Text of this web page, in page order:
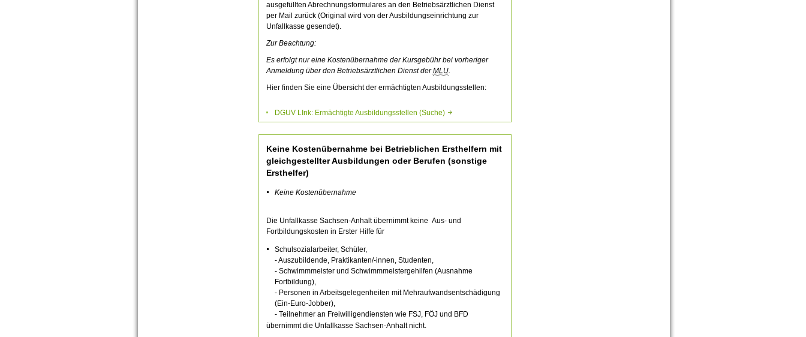
ausgefüllten Abrechnungsformulares an den Betriebsärztlichen Dienst
per Mail zurück (Original wird von der Ausbildungseinrichtung zur
Unfallkasse gesendet).
Zur Beachtung:
Es erfolgt nur eine Kostenübernahme der Kursgebühr bei vorheriger
Anmeldung über den Betriebsärztlichen Dienst derMLU.
Hier finden Sie eine Übersicht der ermächtigten Ausbildungsstellen:
DGUV LInk: Ermächtigte Ausbildungsstellen (Suche)
Keine Kostenübernahme bei Betrieblichen Ersthelfern mit
gleichgestellter Ausbildungen oder Berufen (sonstige
Ersthelfer)
Keine Kostenübernahme
Die Unfallkasse Sachsen-Anhalt übernimmt keine Aus- und
Fortbildungskosten in Erster Hilfe für
Schulsozialarbeiter, Schüler,
- Auszubildende, Praktikanten/-innen, Studenten,
- Schwimmmeister und Schwimmmeistergehilfen (Ausnahme
Fortbildung),
- Personen in Arbeitsgelegenheiten mit Mehraufwandsentschädigung
(Ein-Euro-Jobber),
- Teilnehmer an Freiwilligendiensten wie FSJ, FÖJ und BFD
übernimmt die Unfallkasse Sachsen-Anhalt nicht.